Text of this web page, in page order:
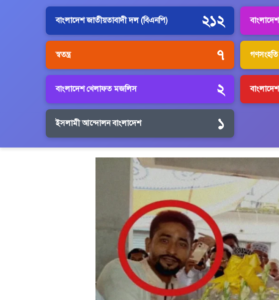
বাংলাদেশ জাতীয়তাবাদী দল (বিএনপি) ২১২
স্বতন্ত্র ৭
বাংলাদেশ খেলাফত মজলিস ২
ইসলামী আন্দোলন বাংলাদেশ ১